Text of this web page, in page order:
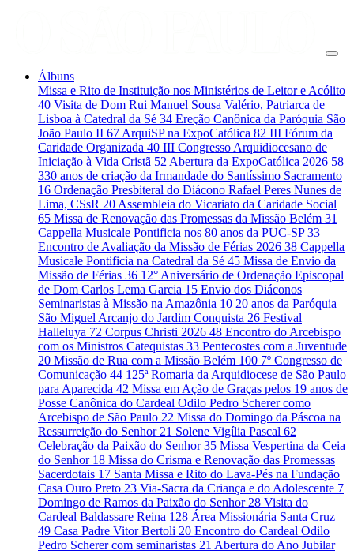
Álbuns
Missa e Rito de Instituição nos Ministérios de Leitor e Acólito
40 Visita de Dom Rui Manuel Sousa Valério, Patriarca de
Lisboa à Catedral da Sé 34 Ereção Canônica da Paróquia São
João Paulo II 67 ArquiSP na ExpoCatólica 82 III Fórum da
Caridade Organizada 40 III Congresso Arquidiocesano de
Iniciação à Vida Cristã 52 Abertura da ExpoCatólica 2026 58
330 anos de criação da Irmandade do Santíssimo Sacramento
16 Ordenação Presbiteral do Diácono Rafael Peres Nunes de
Lima, CSsR 20 Assembleia do Vicariato da Caridade Social
65 Missa de Renovação das Promessas da Missão Belém 31
Cappella Musicale Pontificia nos 80 anos da PUC-SP33
Encontro de Avaliação da Missão de Férias 2026 38 Cappella
Musicale Pontificia na Catedral da Sé 45 Missa de Envio da
Missão de Férias 36 12° Aniversário de Ordenação Episcopal
de Dom Carlos Lema Garcia 15 Envio dos Diáconos
Seminaristas à Missão na Amazônia 10 20 anos da Paróquia
São Miguel Arcanjo do Jardim Conquista 26 Festival
Halleluya 72 Corpus Christi 2026 48 Encontro do Arcebispo
com os Ministros Catequistas 33 Pentecostes com a Juventude
20 Missão de Rua com a Missão Belém 100 7º Congresso de
Comunicação 44 125ª Romaria da Arquidiocese de São Paulo
para Aparecida 42 Missa em Ação de Graças pelos 19 anos de
Posse Canônica do Cardeal Odilo Pedro Scherer como
Arcebispo de São Paulo 22 Missa do Domingo da Páscoa na
Ressurreição do Senhor 21 Solene Vigília Pascal 62
Celebração da Paixão do Senhor35 Missa Vespertina da Ceia
do Senhor 18 Missa do Crisma e Renovação das Promessas
Sacerdotais 17 Santa Missa e Rito do Lava-Pés na Fundação
Casa Ouro Preto 23 Via-Sacra da Criança e do Adolescente 7
Domingo de Ramos da Paixão do Senhor 28 Visita do
Cardeal Baldassare Reina 128 Área Missionária Santa Cruz
49 Casa Padre Vitor Bertoli 20 Encontro do Cardeal Odilo
Pedro Scherer com seminaristas 21 Abertura do Ano Jubilar